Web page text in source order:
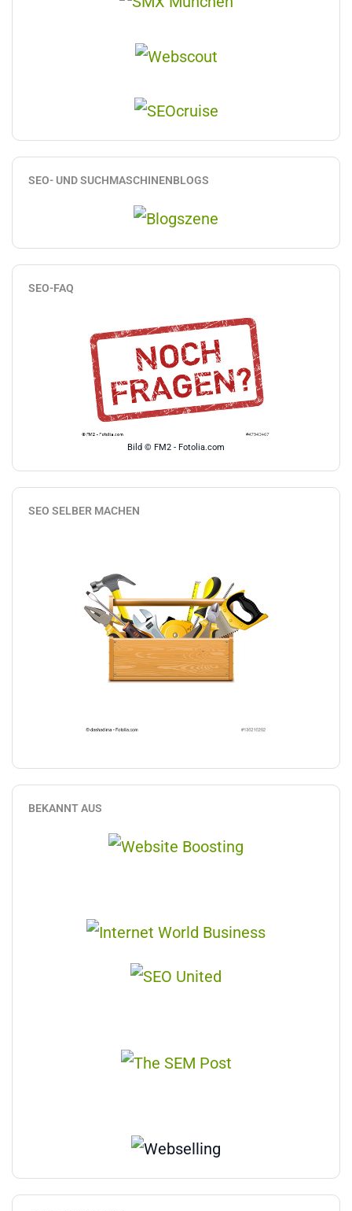
SEO- UND SUCHMASCHINENBLOGS
SEO-FAQ
Bild © FM2 - Fotolia.com
SEO SELBER MACHEN
BEKANNT AUS